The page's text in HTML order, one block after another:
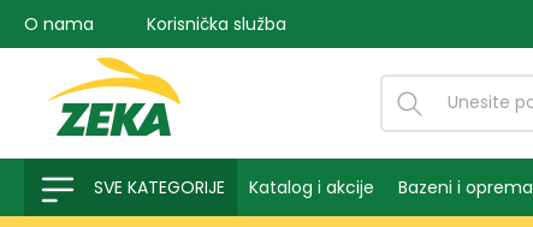
pretragu Preskoči na glavnu navigaciju
O nama Korisnička služba
SVE KATEGORIJE Katalog i akcije Bazeni i oprema